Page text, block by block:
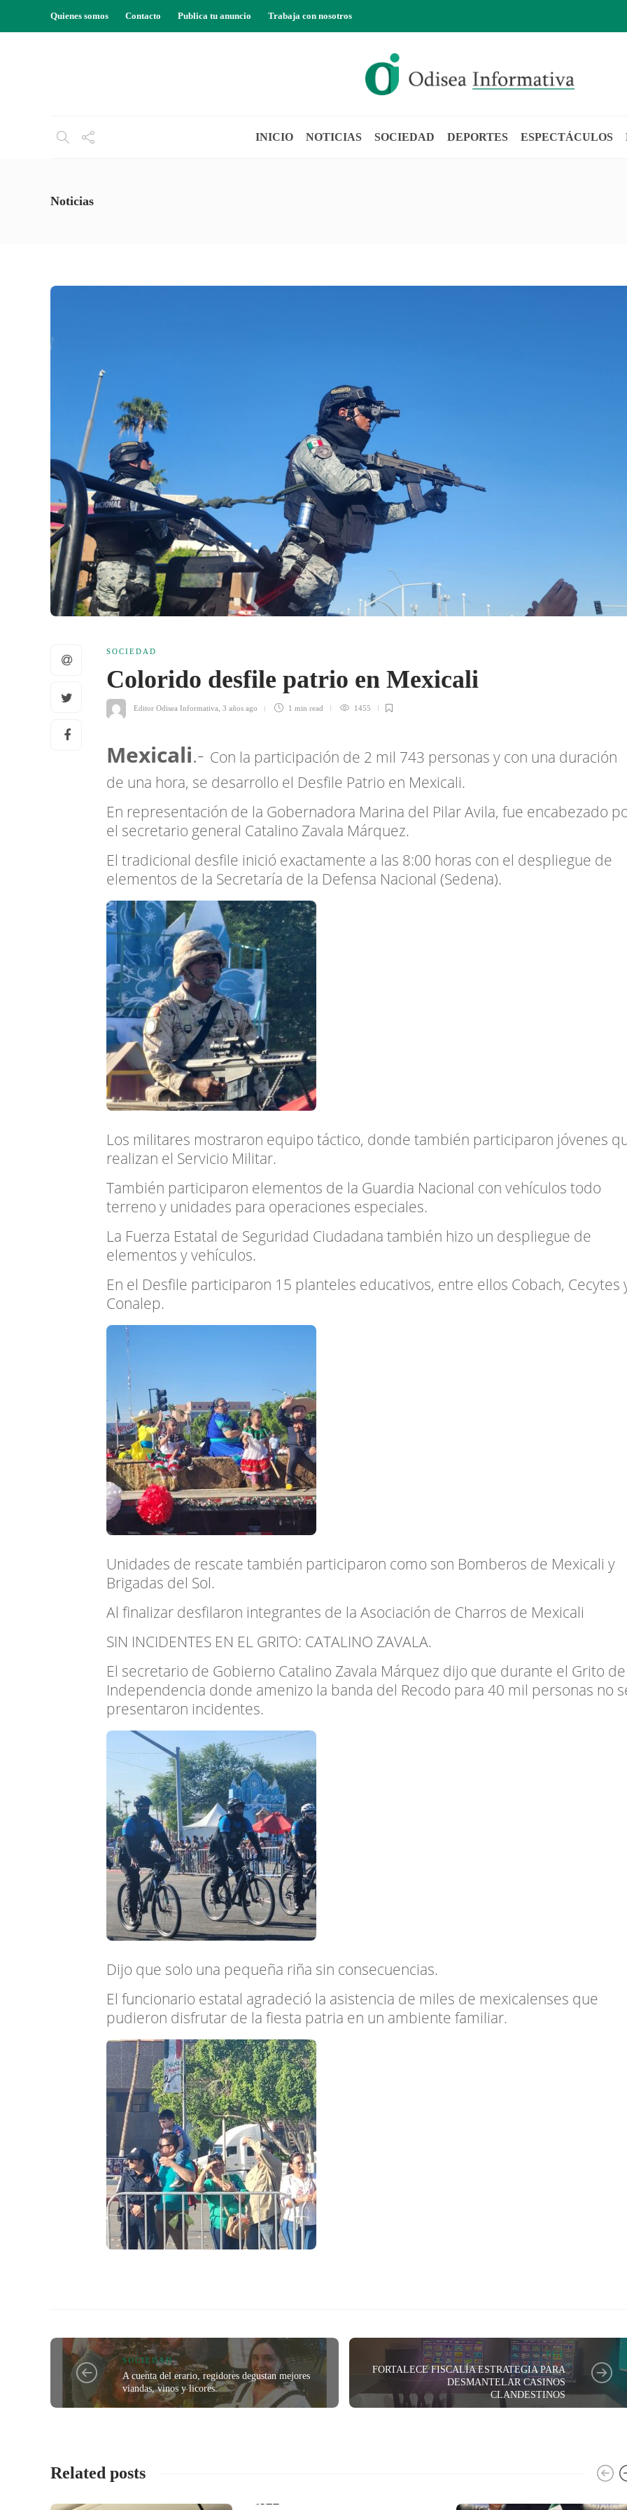
Quienes somos Contacto Publica tu anuncio Trabaja con nosotros
INICIO NOTICIAS SOCIEDAD DEPORTES ESPECTÁCULOS
Noticias
SOCIEDAD
Colorido desfile patrio en Mexicali
Editor Odisea Informativa 3 años ago 1 min read 1455
Mexicali.- Con la participación de 2 mil 743 personas y con una duración
de una hora, se desarrollo el Desfile Patrio en Mexicali.
En representación de la Gobernadora Marina del Pilar Avila, fue encabezado
el secretario general Catalino Zavala Márquez.
El tradicional desfile inició exactamente a las 8:00 horas con el despliegue de
elementos de la Secretaría de la Defensa Nacional (Sedena).
Los militares mostraron equipo táctico, donde también participaron jóvenes
realizan el Servicio Militar.
También participaron elementos de la Guardia Nacional con vehículos todo
terreno y unidades para operaciones especiales.
La Fuerza Estatal de Seguridad Ciudadana también hizo un despliegue de
elementos y vehículos.
En el Desfile participaron 15 planteles educativos, entre ellos Cobach, Cecytes
Conalep.
Unidades de rescate también participaron como son Bomberos de Mexicali y
Brigadas del Sol.
Al finalizar desfilaron integrantes de la Asociación de Charros de Mexicali
SIN INCIDENTES EN EL GRITO: CATALINO ZAVALA.
El secretario de Gobierno Catalino Zavala Márquez dijo que durante el Grito de
Independencia donde amenizo la banda del Recodo para 40 mil personas no
presentaron incidentes.
Dijo que solo una pequeña riña sin consecuencias.
El funcionario estatal agradeció la asistencia de miles de mexicalenses que
pudieron disfrutar de la fiesta patria en un ambiente familiar.
SOCIEDAD
A cuenta del erario, regidores degustan mejores
viandas, vinos y licores.
FGE
FORTALECE FISCALÍA ESTRATEGIA PARA
DESMANTELAR CASINOS
CLANDESTINOS
Related posts